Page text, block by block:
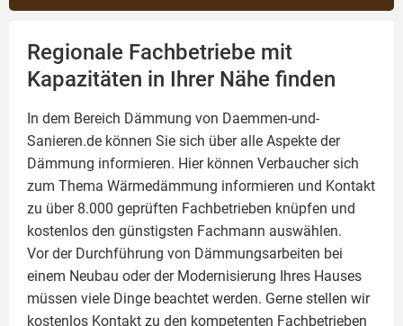
Regionale Fachbetriebe mit
Kapazitäten in Ihrer Nähe finden
In dem Bereich Dämmung von Daemmen-und-
Sanieren.de können Sie sich über alle Aspekte der
Dämmung informieren. Hier können Verbaucher sich
zum Thema Wärmedämmung informieren und Kontakt
zu über 8.000 geprüften Fachbetrieben knüpfen und
kostenlos den günstigsten Fachmann auswählen.
Vor der Durchführung von Dämmungsarbeiten bei
einem Neubau oder der Modernisierung Ihres Hauses
müssen viele Dinge beachtet werden. Gerne stellen wir
kostenlos Kontakt zu den kompetenten Fachbetrieben